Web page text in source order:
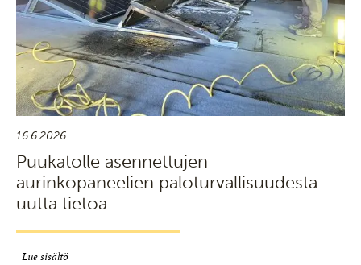
16.6.2026
Puukatolle asennettujen
aurinkopaneelien paloturvallisuudesta
uutta tietoa
Lue sisältö